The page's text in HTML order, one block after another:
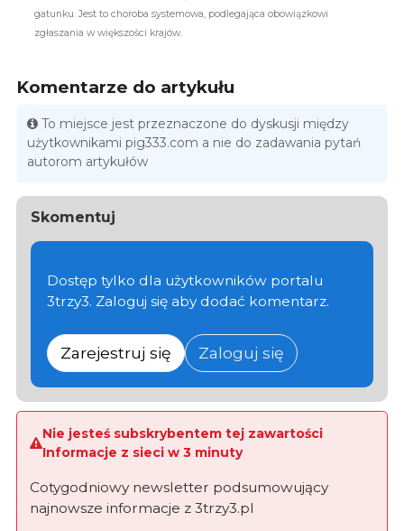
gatunku. Jest to choroba systemowa, podlegająca obowiązkowi
zgłaszania w większości krajów.
Komentarze do artykułu
To miejsce jest przeznaczone do dyskusji między
użytkownikami pig333.com a nie do zadawania pytań
autorom artykułów
Skomentuj
Dostęp tylko dla użytkowników portalu
3trzy3. Zaloguj się aby dodać komentarz.
Zarejestruj się Zaloguj się
Nie jesteś subskrybentem tej zawartości
Informacje z sieci w 3 minuty
Cotygodniowy newsletter podsumowujący
najnowsze informacje z 3trzy3.pl